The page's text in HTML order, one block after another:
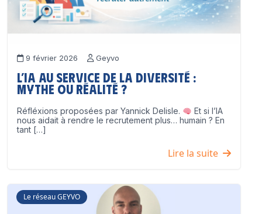
9 février 2026 Geyvo
L’IA au service de la diversité :
mythe ou réalité ?
Réfléxions proposées par Yannick Delisle.
Et si l’IA
nous aidait à rendre le recrutement plus… humain ? En
tant […]
Lire la suite
Le réseau GEYVO